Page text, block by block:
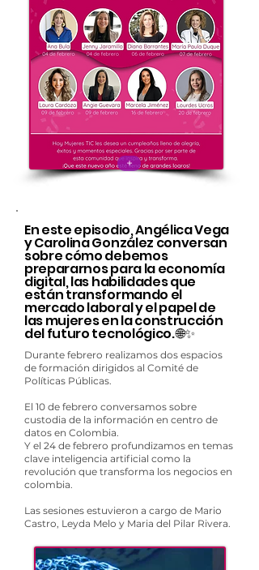
+
En este episodio, Angélica Vega
y Carolina González conversan
sobre cómo debemos
prepararnos para la economía
digital, las habilidades que
están transformando el
mercado laboral y el papel de
las mujeres en la construcción
del futuro tecnológico. 🌐✨
Durante febrero realizamos dos espacios
de formación dirigidos al Comité de
Políticas Públicas.
El 10 de febrero conversamos sobre
custodia de la información en centro de
datos en Colombia.
Y el 24 de febrero profundizamos en temas
clave inteligencia artificial como la
revolución que transforma los negocios en
colombia.
Las sesiones estuvieron a cargo de Mario
Castro, Leyda Melo y Maria del Pilar Rivera.